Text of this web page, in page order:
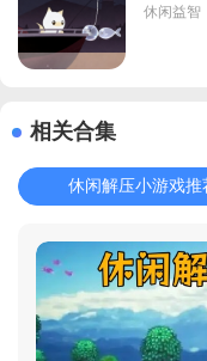
休闲益智
相关合集
休闲解压小游戏推